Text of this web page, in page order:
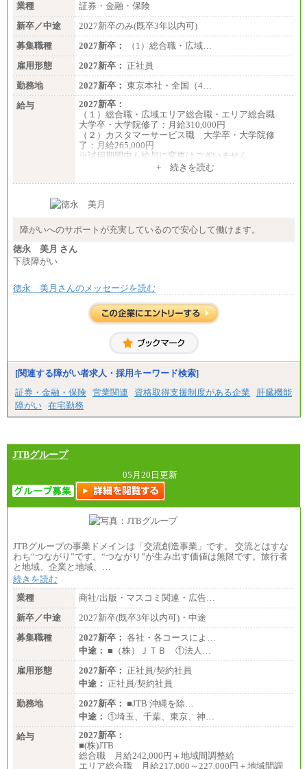
業種
証券・金融・保険
新卒／中途
2027新卒のみ(既卒3年以内可)
募集職種
2027新卒：
（1）総合職・広域…
雇用形態
2027新卒： 正社員
勤務地
2027新卒： 東京本社・全国（4…
給与
2027新卒：
（１）総合職・広域エリア総合職・エリア総合職
大学卒・大学院修了：月給310,000円
（２）カスタマーサービス職 大学卒・大学院修
了：月給265,000円
※試用期間中も給与に変更はございません
+ 続きを読む
障がいへのサポートが充実しているので安心して働けます。
徳永 美月 さん
下肢障がい
徳永 美月さんのメッセージを読む
[関連する障がい者求人・採用キーワード検索]
証券・金融・保険 営業関連 資格取得支援制度がある企業
肝臓機能
障がい 在宅勤務
JTBグループ
05月20日更新
JTBグループの事業ドメインは「交流創造事業」です。 交流とはすな
わち“つながり”です。“つながり”が生み出す価値は無限です。旅行者
と地域、企業と地域、…
続きを読む
業種
商社/出版・マスコミ関連・広告…
新卒／中途
2027新卒(既卒3年以内可)・中途
募集職種
2027新卒： 各社・各コースによ…
中途： ■（株）ＪＴＢ ①法人…
雇用形態
2027新卒： 正社員/契約社員
中途： 正社員/契約社員
勤務地
2027新卒： ■JTB 沖縄を除…
中途： ①埼玉、千葉、東京、神…
給与
2027新卒：
■(株)JTB
総合職 月給242,000円＋地域間調整給
エリア総合職 月給217,000～227,000円＋地域間調